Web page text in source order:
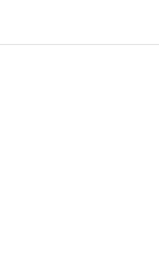
والأجراء تدعو